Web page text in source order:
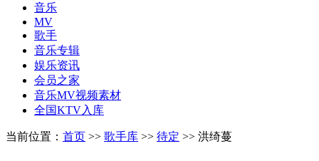
音乐
MV
歌手
音乐专辑
娱乐资讯
会员之家
音乐MV视频素材
全国KTV入库
当前位置： 首页 >> 歌手库 >> 待定 >> 洪绮蔓